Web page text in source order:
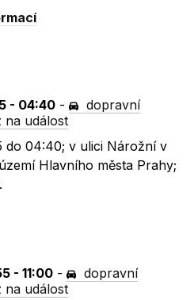
- 04:40 -
dopravní
na událost
do 04:40; v ulici Nárožní v
Hlavního města Prahy;
- 11:00 -
dopravní
na událost